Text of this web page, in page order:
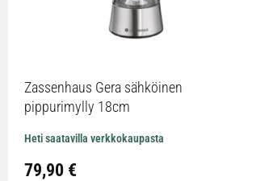
Zassenhaus Gera sähköinen
pippurimylly 18cm
Heti saatavilla verkkokaupasta
79,90 €